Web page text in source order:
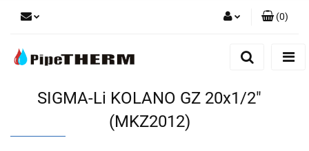
Dodaj zgłoszenie
(0)
SIGMA-Li KOLANO GZ 20x1/2"
(MKZ2012)